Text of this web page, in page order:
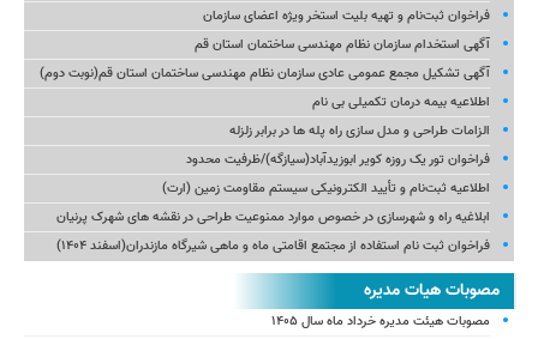
فراخوان ثبت‌نام و تهیه بلیت استخر ویژه اعضای سازمان
آگهی استخدام سازمان نظام مهندسی ساختمان استان قم
آگهی تشکیل مجمع عمومی عادی سازمان نظام مهندسی ساختمان استان قم(نوبت دوم)
اطلاعیه بیمه درمان تکمیلی بی نام
الزامات طراحی و مدل سازی راه پله ها در برابر زلزله
فراخوان تور یک روزه کویر ابوزیدآباد(سیازگه)/ظرفیت محدود
اطلاعیه ثبت‌نام و تأیید الکترونیکی سیستم مقاومت زمین (ارت)
ابلاغیه راه و شهرسازی در خصوص موارد ممنوعیت طراحی در نقشه های شهرک پرنیان
فراخوان ثبت نام استفاده از مجتمع اقامتی ماه و ماهی شیرگاه مازندران(اسفند ۱۴۰۴)
مصوبات هیات مدیره
مصوبات هیئت مدیره خرداد ماه سال ۱۴۰۵